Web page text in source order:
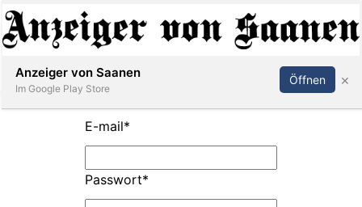
Abonnieren Anmelden
E-mail*
Passwort*
Anzeiger von Saanen
Im Google Play Store
Öffnen ×